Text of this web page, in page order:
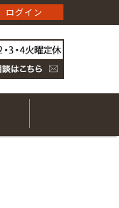
ログイン